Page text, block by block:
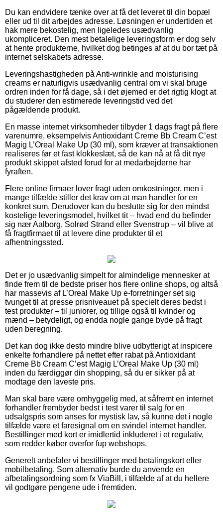
Du kan endvidere tænke over at få det leveret til din bopæl
eller ud til dit arbejdes adresse. Løsningen er undertiden et
hak mere bekostelig, men ligeledes usædvanlig
ukompliceret. Den mest betalelige leveringsform er dog selv
at hente produkterne, hvilket dog betinges af at du bor tæt på
internet selskabets adresse.
Leveringshastigheden på Anti-wrinkle and moisturising
creams er naturligvis usædvanlig central om vi skal bruge
ordren inden for få dage, så i det øjemed er det rigtig klogt at
du studerer den estimerede leveringstid ved det
pågældende produkt.
En masse internet virksomheder tilbyder 1 dags fragt på flere
varenumre, eksempelvis Antioxidant Creme Bb Cream C’est
Magig L’Oreal Make Up (30 ml), som kræver at transaktionen
realiseres før et fast klokkeslæt, så de kan nå at få dit nye
produkt skippet afsted forud for at medarbejderne har
fyraften.
Flere online firmaer lover fragt uden omkostninger, men i
mange tilfælde stiller det krav om at man handler for en
konkret sum. Derudover kan du beslutte sig for den mindst
kostelige leveringsmodel, hvilket tit – hvad end du befinder
sig nær Aalborg, Solrød Strand eller Svenstrup – vil blive at
få fragtfirmaet til at levere dine produkter til et
afhentningssted.
Det er jo usædvanlig simpelt for almindelige mennesker at
finde frem til de bedste priser hos flere online shops, og altså
har massevis af L’Oreal Make Up e-forretninger set sig
tvunget til at presse prisniveauet på specielt deres bedst i
test produkter – til juniorer, og tillige også til kvinder og
mænd – betydeligt, og endda nogle gange byde på fragt
uden beregning.
Det kan dog ikke desto mindre blive udbytterigt at inspicere
enkelte forhandlere på nettet efter rabat på Antioxidant
Creme Bb Cream C’est Magig L’Oreal Make Up (30 ml)
inden du færdiggør din shopping, så du er sikker på at
modtage den laveste pris.
Man skal bare være omhyggelig med, at såfremt en internet
forhandler frembyder bedst i test varer til salg for en
udsalgspris som anses for mystisk lav, så kunne det i nogle
tilfælde være et faresignal om en svindel internet handler.
Bestillinger med kort er imidlertid inkluderet i et regulativ,
som redder køber overfor fup webshops.
Generelt anbefaler vi bestillinger med betalingskort eller
mobilbetaling. Som alternativ burde du anvende en
afbetalingsordning som fx ViaBill, i tilfælde af at du hellere
vil godtgøre pengene ude i fremtiden.